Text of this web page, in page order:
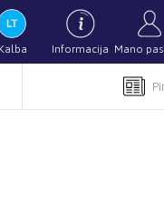
Kalba Informacija Mano